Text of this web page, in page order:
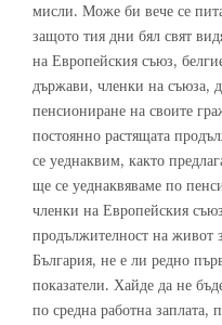
мисли. Може би вече се
защото тия дни бял свят
на Европейския съюз,
държави, членки на съюза,
пенсиониране на своите
постоянно растящата
се уеднаквим, както
ще се уеднаквяваме по
членки на Европейския
продължителност на живот
България, не е ли редно
показатели. Хайде да не
по средна работна